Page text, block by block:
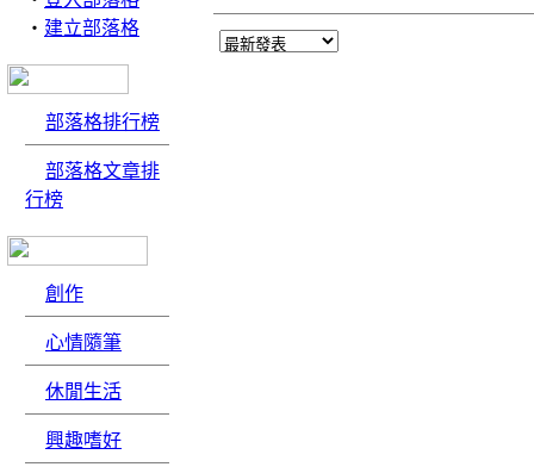
‧ 建立部落格
部落格排行榜
部落格文章排
行榜
創作
心情隨筆
休閒生活
興趣嗜好